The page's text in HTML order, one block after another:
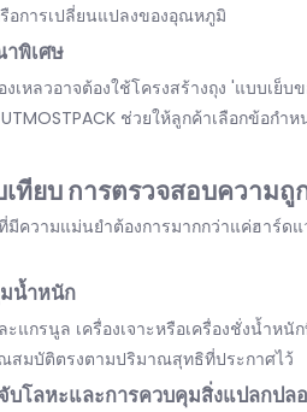
อการเปลี่ยนแปลงของอุณหภูมิ
พิเศษ
งเหลวอาจต้องใช้โครงสร้างถุง 'แบบเ
ช่วยให้ลูกค้าเลือกข้อ
เทียบ การตรวจสอบความ
ความแม่นยำต้องการมากกว่าแค่ฮาร์ด
น้ำหนัก
ะแกรนูล เครื่องเจาะหรือเครื่องชั่งน้ำห
สมบัติตรงตามปริมาณสุทธิที่ประกาศไว้
บโลหะและการควบคุมสิ่งแปลกปล